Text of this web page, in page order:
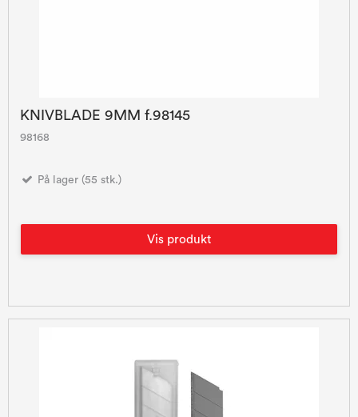
KNIVBLADE 9MM f.98145
98168
På lager (55 stk.)
Vis produkt